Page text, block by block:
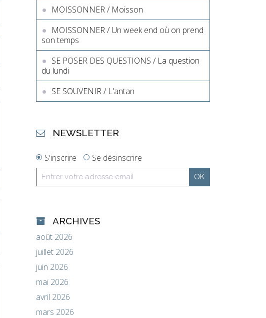
MOISSONNER / Moisson
MOISSONNER / Un week end où on prend
son temps
SE POSER DES QUESTIONS / La question
du lundi
SE SOUVENIR / L'antan
NEWSLETTER
S'inscrire Se désinscrire
ARCHIVES
août 2026
juillet 2026
juin 2026
mai 2026
avril 2026
mars 2026